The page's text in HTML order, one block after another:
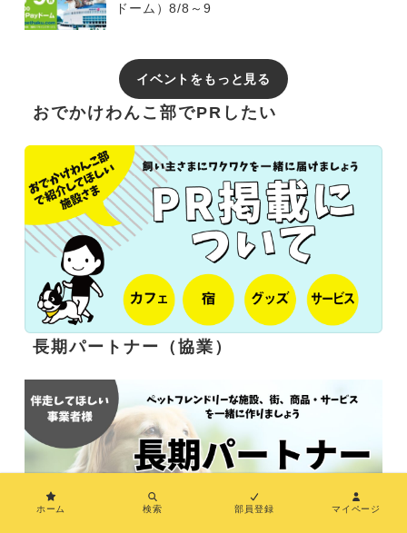
ドーム）8/8～9
イベントをもっと見る
おでかけわんこ部でPRしたい
長期パートナー（協業）
ホーム 検索 部員登録 マイページ